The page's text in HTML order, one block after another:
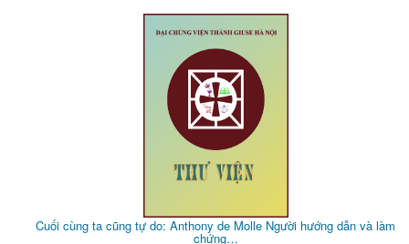
Cuối cùng ta cũng tự do: Anthony de Molle Người hướng dẫn và làm
chứng…